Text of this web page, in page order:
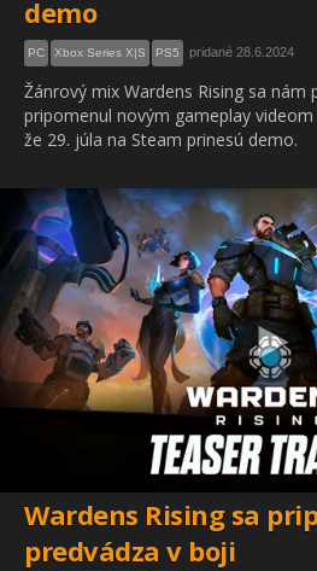
demo
PC Xbox Series X|S PS5 pridané 28.6.2024
Žánrový mix Wardens Rising sa nám
pripomenul novým gameplay
že 29. júla na Steam prinesú demo.
Wardens Rising sa
predvádza v boji